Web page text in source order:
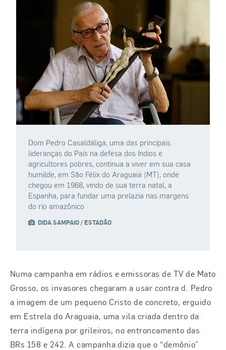
Dom Pedro Casaldáliga, uma das principais
lideranças do País na defesa dos índios e
agricultores pobres, continua a viver em sua casa
humilde, em São Félix do Araguaia (MT), onde
chegou em 1968, vindo de sua terra natal, a
Espanha, para fundar uma prelazia nas margens
do rio amazônico
DIDA SAMPAIO / ESTADÃO
Numa campanha em rádios e emissoras de TV de Mato
Grosso, os invasores chegaram a usar contra d. Pedro
a imagem de um pequeno Cristo de concreto, erguido
em Estrela do Araguaia, uma vila criada dentro da
terra indígena por grileiros, no entroncamento das
BRs 158 e 242. A campanha dizia que o “demônio”